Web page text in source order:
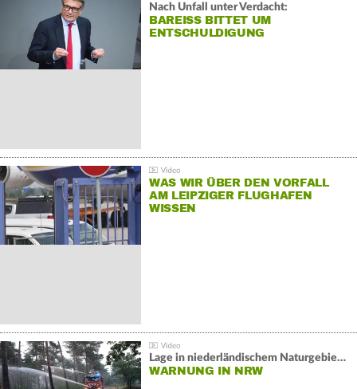
Nach Unfall unter Verdacht:
BAREISS BITTET UM E
NTSCHULDIGUNG
WAS WIR ÜBER DEN VORFALL
AM LEIPZIGER FLUGHAFEN
WISSEN
Lage in niederländischem Naturgebiet stabil
WARNUNG IN NRW